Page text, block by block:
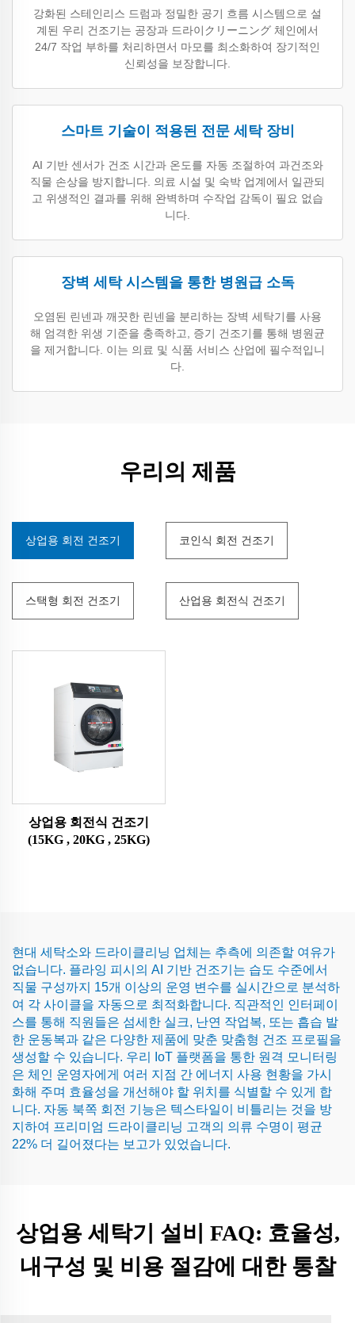
강화된 스테인리스 드럼과 정밀한 공기 흐름 시스템으로 설
계된 우리 건조기는 공장과 드라이クリーニング 체인에서
24/7 작업 부하를 처리하면서 마모를 최소화하여 장기적인
신뢰성을 보장합니다.
스마트 기술이 적용된 전문 세탁 장비
AI 기반 센서가 건조 시간과 온도를 자동 조절하여 과건조와
직물 손상을 방지합니다. 의료 시설 및 숙박 업계에서 일관되
고 위생적인 결과를 위해 완벽하며 수작업 감독이 필요 없습
니다.
장벽 세탁 시스템을 통한 병원급 소독
오염된 린넨과 깨끗한 린넨을 분리하는 장벽 세탁기를 사용
해 엄격한 위생 기준을 충족하고, 증기 건조기를 통해 병원균
을 제거합니다. 이는 의료 및 식품 서비스 산업에 필수적입니
다.
우리의 제품
상업용 회전 건조기 코인식 회전 건조기
스택형 회전 건조기 산업용 회전식 건조기
상업용 회전식 건조기
(15KG , 20KG , 25KG)
현대 세탁소와 드라이클리닝 업체는 추측에 의존할 여유가
없습니다. 플라잉 피시의 AI 기반 건조기는 습도 수준에서
직물 구성까지 15개 이상의 운영 변수를 실시간으로 분석하
여 각 사이클을 자동으로 최적화합니다. 직관적인 인터페이
스를 통해 직원들은 섬세한 실크, 난연 작업복, 또는 흡습 발
한 운동복과 같은 다양한 제품에 맞춘 맞춤형 건조 프로필을
생성할 수 있습니다. 우리 IoT 플랫폼을 통한 원격 모니터링
은 체인 운영자에게 여러 지점 간 에너지 사용 현황을 가시
화해 주며 효율성을 개선해야 할 위치를 식별할 수 있게 합
니다. 자동 북쪽 회전 기능은 텍스타일이 비틀리는 것을 방
지하여 프리미엄 드라이클리닝 고객의 의류 수명이 평균
22% 더 길어졌다는 보고가 있었습니다.
상업용 세탁기 설비 FAQ: 효율성,
내구성 및 비용 절감에 대한 통찰